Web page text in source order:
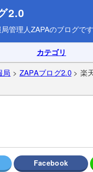
2.0
管理人ZAPAのブログです
カテゴリ
局 > ZAPAブログ2.0> 楽